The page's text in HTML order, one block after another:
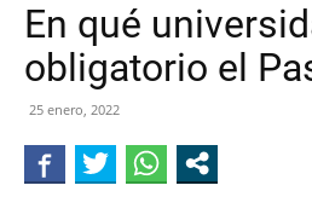
RIO
En qué
obligatorio el
25 enero, 2022